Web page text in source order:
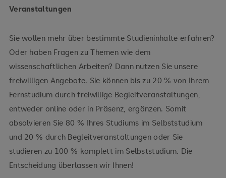
Veranstaltungen
Sie wollen mehr über bestimmte Studieninhalte erfahren?
Oder haben Fragen zu Themen wie dem
wissenschaftlichen Arbeiten? Dann nutzen Sie unsere
freiwilligen Angebote. Sie können bis zu 20 % von Ihrem
Fernstudium durch freiwillige Begleitveranstaltungen,
entweder online oder in Präsenz, ergänzen. Somit
absolvieren Sie 80 % Ihres Studiums im Selbststudium
und 20 % durch Begleitveranstaltungen oder Sie
studieren zu 100 % komplett im Selbststudium. Die
Entscheidung überlassen wir Ihnen!